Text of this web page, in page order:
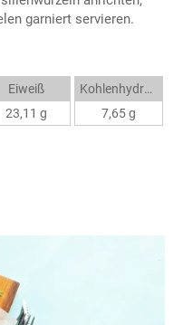
garniert servieren.
Eiweiß
23,11 g
Kohlenhydrate
7,65 g